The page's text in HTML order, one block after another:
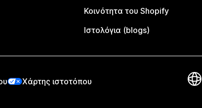
Κοινότητα του Shopify
Ιστολόγια (blogs)
Χάρτης ιστοτόπου